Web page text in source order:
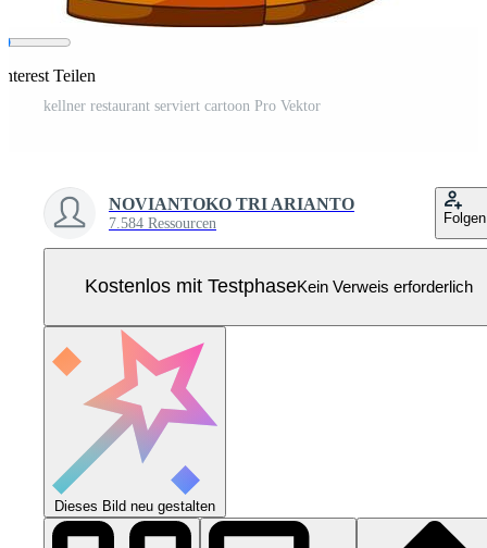
Teilen
kellner restaurant serviert cartoon Pro Vektor
NOVIANTOKO TRI ARIANTO
7.584 Ressourcen Folgen
Kostenlos mit TestphaseKein Verweis erforderlich
Dieses Bild neu gestalten